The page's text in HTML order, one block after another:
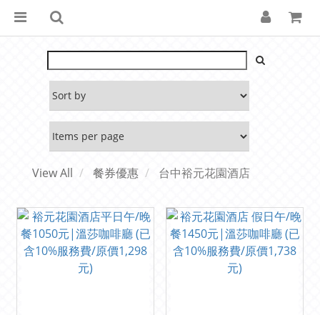
View All 餐券優惠 台中裕元花園酒店